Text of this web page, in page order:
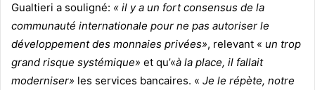
Gualtieri a souligné: « il y a un fort consensus de la
communauté internationale pour ne pas autoriser le
développement des monnaies privées», relevant « un trop
grand risque systémique» et qu’«à la place, il fallait
moderniser» les services bancaires. « Je le répète, notre